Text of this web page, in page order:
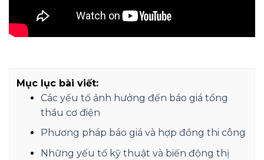
Mục lục bài viết:
Các yếu tố ảnh hưởng đến báo giá tổng
thầu cơ điện
Phương pháp báo giá và hợp đồng thi công
Những yếu tố kỹ thuật và biến động thị